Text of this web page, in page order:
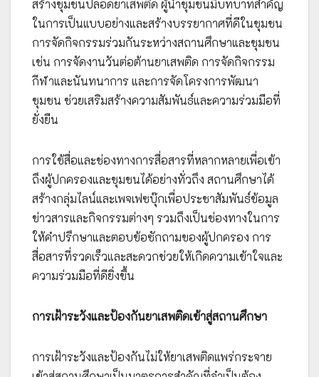
สร้างชุมชนปลอดยาเสพติด ผู้นำชุมชนมีบทบาทสำคัญ
ในการเป็นแบบอย่างและสร้างบรรยากาศที่ดีในชุมชน
การจัดกิจกรรมร่วมกันระหว่างสถานศึกษาและชุมชน
เช่น การจัดงานวันต่อต้านยาเสพติด การจัดกิจกรรม
กีฬาและนันทนาการ และการจัดโครงการพัฒนา
ชุมชน ช่วยเสริมสร้างความสัมพันธ์และความร่วมมือที่
ยั่งยืน
การใช้สื่อและช่องทางการสื่อสารที่หลากหลายเพื่อเข้า
ถึงผู้ปกครองและชุมชนได้อย่างทั่วถึง สถานศึกษาได้
สร้างกลุ่มไลน์และเพจเฟซบุ๊กเพื่อประชาสัมพันธ์ข้อมูล
ข่าวสารและกิจกรรมต่างๆ รวมถึงเป็นช่องทางในการ
ให้คำปรึกษาและตอบข้อซักถามของผู้ปกครอง การ
สื่อสารที่รวดเร็วและสะดวกช่วยให้เกิดความเข้าใจและ
ความร่วมมือที่ดียิ่งขึ้น
การเฝ้าระวังและป้องกันยาเสพติดเข้าสู่สถานศึกษา
การเฝ้าระวังและป้องกันไม่ให้ยาเสพติดแพร่กระจาย